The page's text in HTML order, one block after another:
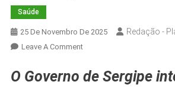
Saúde
25 De Novembro De 2025 Redação -
Leave A CommentOn
Transformam
O Governo de Sergipe